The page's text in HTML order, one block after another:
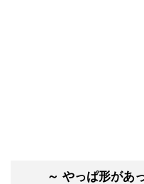
～ やっぱ形があ